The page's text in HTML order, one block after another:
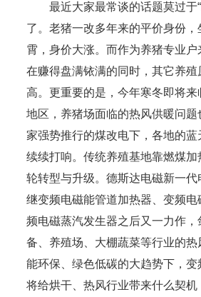
最近大家最常谈的话题莫过于“
了。老猪一改多年来的平价身份，
霄，身价大涨。而作为养猪专业
在赚得盘满铱满的同时，其它养
高。更重要的是，今年寒冬即将来
地区，养猪场面临的热风供暖问题
家强势推行的煤改电下，各地的
续续打响。传统养殖基地靠燃煤加
轮转型与升级。德斯达电磁新一代
继变频电磁能管道加热器、变频
频电磁蒸汽发生器之后又一力作，
备、养殖场、大棚蔬菜等行业的
能环保、绿色低碳的大趋势下，变
将给烘干、热风行业带来什么契机